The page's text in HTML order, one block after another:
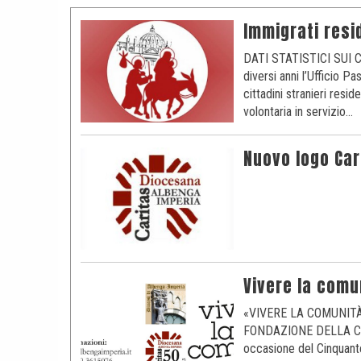
a
n
a
D
r
e
i
o
d
e
i
Immigrati
DATI STATISTICI SUI
diversi anni l’Ufficio
cittadini stranieri
volontaria in servizio…
Nuovo logo
Vivere la
«VIVERE LA
FONDAZIONE DELLA
occasione del